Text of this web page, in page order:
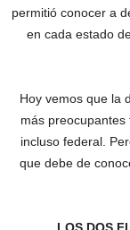
permitió conocer a
en cada estado
Hoy vemos que la
más
incluso federal.
que debe de